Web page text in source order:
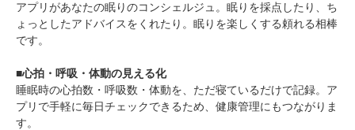
アプリがあなたの眠りのコンシェルジュ。眠りを採点したり、ち
ょっとしたアドバイスをくれたり。眠りを楽しくする頼れる相棒
です。
■心拍・呼吸・体動の見える化
睡眠時の心拍数・呼吸数・体動を、ただ寝ているだけで記録。ア
プリで手軽に毎日チェックできるため、健康管理にもつながりま
す。